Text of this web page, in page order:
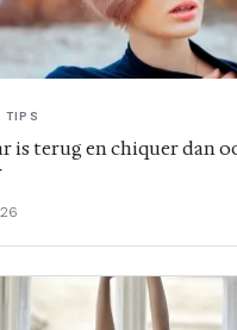
TIPS
is terug en chiquer dan